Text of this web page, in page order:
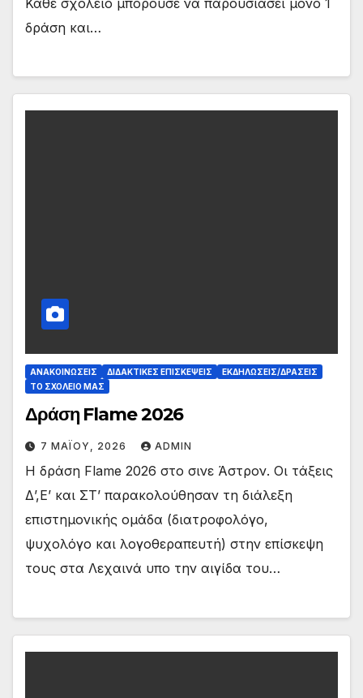
δράση και…
ΑΝΑΚΟΙΝΏΣΕΙΣ ΔΙΔΑΚΤΙΚΈΣ ΕΠΙΣΚΈΨΕΙΣ
ΕΚΔΗΛΏΣΕΙΣ/ΔΡΆΣΕΙΣ
ΤΟ ΣΧΟΛΕΙΟ ΜΑΣ
Δράση Flame 2026
7 ΜΑΪ́ΟΥ, 2026 ADMIN
Η δράση Flame 2026 στο σινε Άστρον. Οι τάξεις
Δ’,Ε’ και ΣΤ’ παρακολούθησαν τη διάλεξη
επιστημονικής ομάδα (διατροφολόγο,
ψυχολόγο και λογοθεραπευτή) στην επίσκεψη
τους στα Λεχαινά υπο την αιγίδα του…